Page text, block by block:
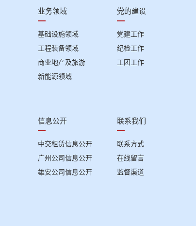
业务领域
基础设施领域
工程装备领域
商业地产及旅游
新能源领域
党的建设
党建工作
纪检工作
工团工作
信息公开
中交租赁信息公开
广州公司信息公开
雄安公司信息公开
联系我们
联系方式
在线留言
监督渠道